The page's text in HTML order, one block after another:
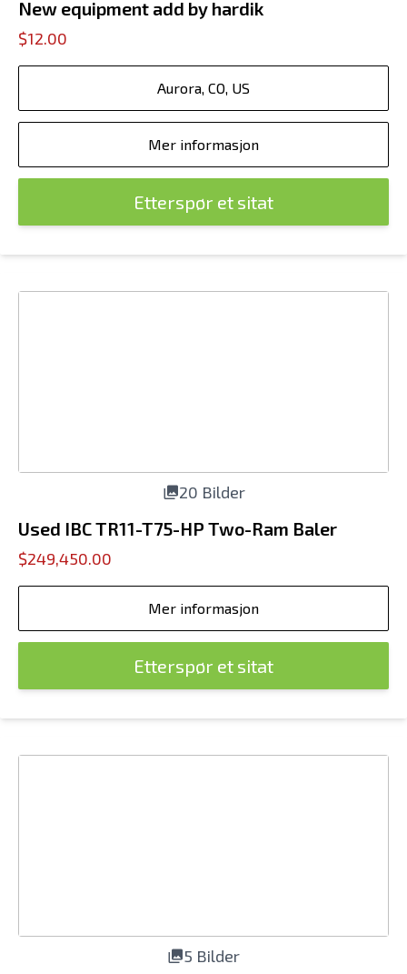
New equipment add by hardik
$12.00
Aurora, CO, US
Mer informasjon
Etterspør et sitat
20 Bilder
Used IBC TR11-T75-HP Two-Ram Baler
$249,450.00
Mer informasjon
Etterspør et sitat
5 Bilder